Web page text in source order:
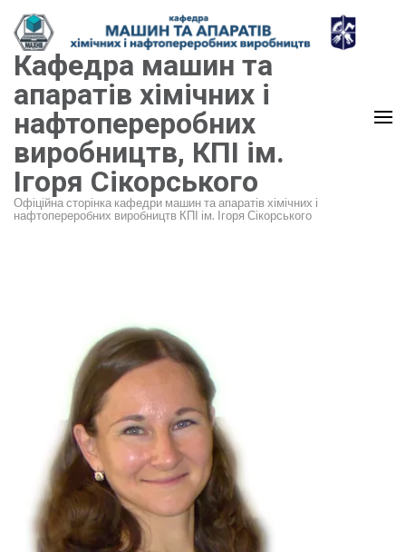
Перейти
до
вмісту
(натисніть
Enter)
Кафедра машин та
апаратів хімічних і
нафтопереробних
виробництв, КПІ ім.
Ігоря Сікорського
Офіційна сторінка кафедри машин та апаратів хімічних і
нафтопереробних виробництв КПІ ім. Ігоря Сікорського